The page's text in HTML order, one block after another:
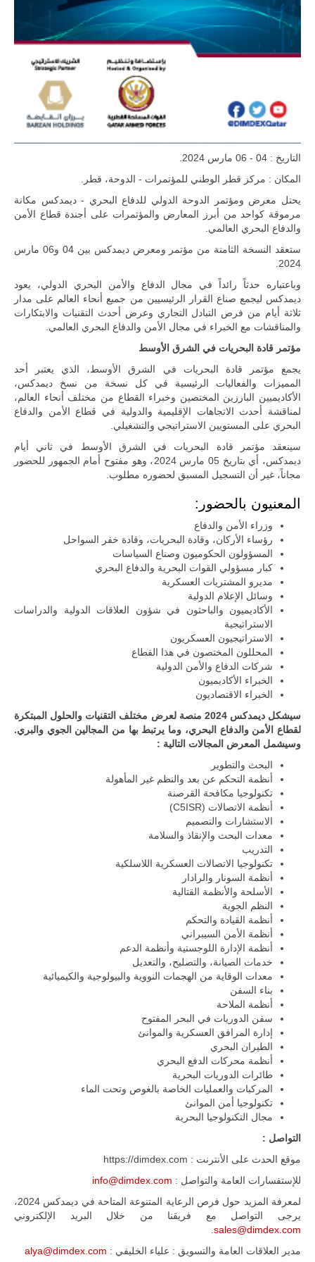
للمزيد
ليبيا | إنطلاق
تدريبات
فلينتلوك
جيوش وقادة
الليبية.
في خطوة
تُوصف بأنها
اختبار عملي
المسافات بين
المؤسستين
العسكريتين في
شرق البلاد
وغربها، وسط
حضور دولي
المتحدة وشراكة
مباشرة مع
أطراف ليبية
منقسمة منذ…
التاريخ : 04 - 06 مارس 2024.
المكان : مركز قطر الوطني للمؤتمرات - الدوحة، قطر.
يحتل معرض ومؤتمر الدوحة الدولي للدفاع البحري - ديمدكس مكانة
مرموقة كواحد من أبرز المعارض والمؤتمرات على أجندة قطاع الأمن
والدفاع البحري العالمي.
ستعقد النسخة الثامنة من مؤتمر ومعرض ديمدكس بين 04 و06 مارس
2024.
وباعتباره حدثاً رائداً في مجال الدفاع والأمن البحري الدولي، يعود
ديمدكس ليجمع صناع القرار الرئيسيين من جميع أنحاء العالم على مدار
ثلاثة أيام من فرص التبادل التجاري وعرض أحدث التقنيات والابتكارات
والمناقشات مع الخبراء في مجال الأمن والدفاع البحري العالمي.
مؤتمر قادة البحريات في الشرق الأوسط
يجمع مؤتمر قادة البحريات في الشرق الأوسط، الذي يعتبر أحد
المميزات والفعاليات الرئيسية في كل نسخة من نسخ ديمدكس،
الأكاديميين البارزين المختصين وخبراء القطاع من مختلف أنحاء العالم،
لمناقشة أحدث الاتجاهات الإقليمية والدولية في قطاع الأمن والدفاع
البحري على المستويين الاستراتيجي والتشغيلي.
سينعقد مؤتمر قادة البحريات في الشرق الأوسط في ثاني أيام
ديمدكس، أي بتاريخ 05 مارس 2024، وهو مفتوح أمام الجمهور للحضور
مجاناً، غير أن التسجيل المسبق لحضوره مطلوب.
المعنيون بالحضور:
وزراء الأمن والدفاع
رؤساء الأركان، وقادة البحريات، وقادة خفر السواحل
المسؤولون الحكوميون وصناع السياسات
كبار مسؤولي القوات البحرية والدفاع البحري
مديرو المشتريات العسكرية
وسائل الإعلام الدولية
الأكاديميون والباحثون في شؤون العلاقات الدولية والدراسات
الاستراتيجية
الاستراتيجيون العسكريون
المحللون المختصون في هذا القطاع
شركات الدفاع والأمن الدولية
الخبراء الأكاديميون
الخبراء الاقتصاديون
سيشكل ديمدكس 2024 منصة لعرض مختلف التقنيات والحلول المبتكرة
لقطاع الأمن والدفاع البحري، وما يرتبط بها من المجالين الجوي والبري.
وسيشمل المعرض المجالات التالية :
البحث والتطوير
أنظمة التحكم عن بعد والنظم غير المأهولة
تكنولوجيا مكافحة القرصنة
أنظمة الاتصالات (C5ISR)
الاستشارات والتصميم
معدات البحث والإنقاذ والسلامة
التدريب
تكنولوجيا الاتصالات العسكرية اللاسلكية
أنظمة السونار والرادار
الأسلحة والأنظمة القتالية
النظم الجوية
أنظمة القيادة والتحكم
أنظمة الأمن السيبراني
أنظمة الإدارة اللوجستية وأنظمة الدعم
خدمات الصيانة، والتصليح، والتعديل
معدات الوقاية من الهجمات النووية والبيولوجية والكيميائية
بناء السفن
أنظمة الملاحة
سفن الدوريات في البحر المفتوح
إدارة المرافق العسكرية والموانئ
الطيران البحري
أنظمة محركات الدفع البحري
طائرات الدوريات البحرية
المركبات والعمليات الخاصة بالغوص وتحت الماء
تكنولوجيا أمن الموانئ
مجال التكنولوجيا البحرية
التواصل :
موقع الحدث على الأنترنت : https://dimdex.com
للإستفسارات العامة والتواصل : info@dimdex.com
لمعرفة المزيد حول فرص الرعاية المتنوعة المتاحة في ديمدكس 2024،
يرجى التواصل مع فريقنا من خلال البريد الإلكتروني
sales@dimdex.com
مدير العلاقات العامة والتسويق : علياء الخليفي : alya@dimdex.com